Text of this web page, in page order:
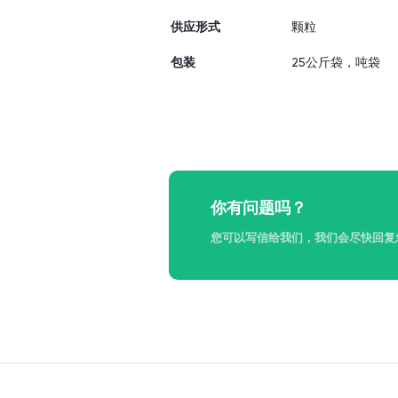
供应形式 颗粒
包装 25公斤袋，吨袋
你有问题吗？
您可以写信给我们，我们会尽快回复